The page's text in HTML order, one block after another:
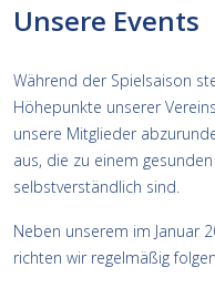
Unsere Events
Während der Spielsaison
Höhepunkte unserer
unsere Mitglieder
aus, die zu einem
selbstverständlich sind.
Neben unserem im Januar
richten wir regelmäßig